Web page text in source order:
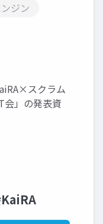
ジン
スクラム
会」の発表資